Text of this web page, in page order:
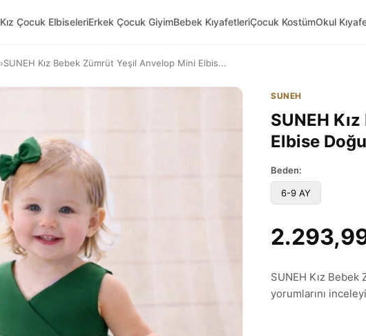
Kız Çocuk ElbiseleriErkek Çocuk GiyimBebek KıyafetleriÇocuk KostümOkul
›SUNEH Kız Bebek Zümrüt Yeşil Anvelop Mini Elbis...
SUNEH
SUNEH
Elbise
Beden:
6-9 AY
SUNEH Kız
yorumlarını